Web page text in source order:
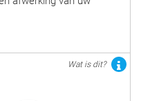
Wat is dit?